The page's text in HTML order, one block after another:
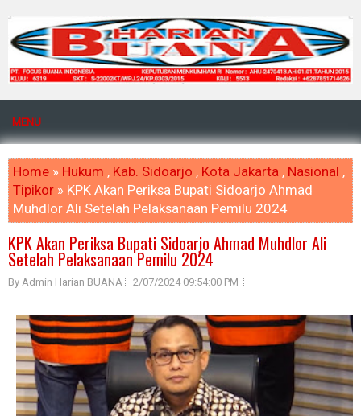
MENU
Home » Hukum , Kab. Sidoarjo , Kota Jakarta , Nasional ,
Tipikor » KPK Akan Periksa Bupati Sidoarjo Ahmad
Muhdlor Ali Setelah Pelaksanaan Pemilu 2024
KPK Akan Periksa Bupati Sidoarjo Ahmad Muhdlor Ali
Setelah Pelaksanaan Pemilu 2024
By Admin Harian BUANA 2/07/2024 09:54:00 PM